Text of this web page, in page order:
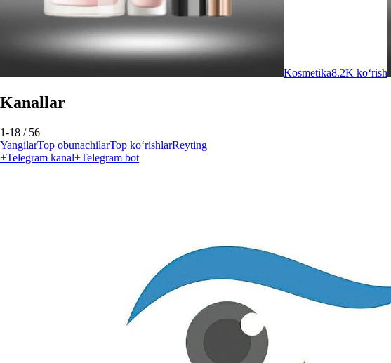
Kosmetika8.2K ko‘rish
Kanallar
1-18 / 56
YangilarTop obunachilarTop ko‘rishlarReyting
+Telegram kanal+Telegram bot